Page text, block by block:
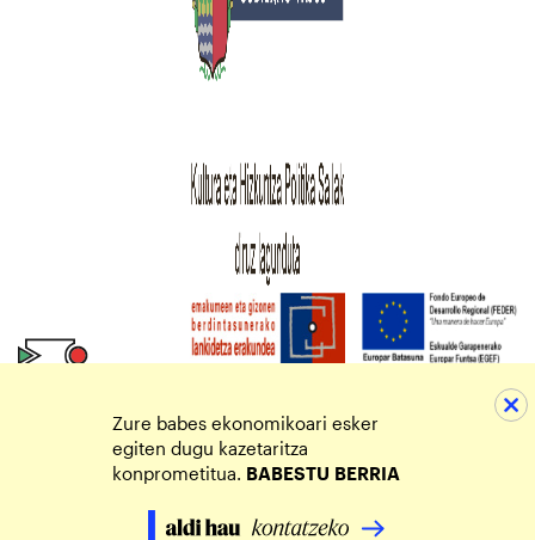
Zure babes ekonomikoari esker
egiten dugu kazetaritza
konprometitua. BABESTU BERRIA